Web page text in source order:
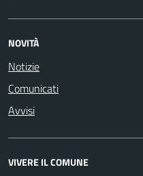
NOVITÀ
Notizie
Comunicati
Avvisi
VIVERE IL COMUNE